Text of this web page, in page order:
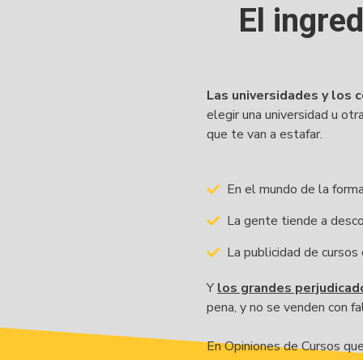
El
Las universidades y los
elegir una universidad u
que te van a estafar.
En el mundo de la
La gente tiende a
La publicidad de
Y los grandes
pena, y no se venden con
En Opiniones de Cursos